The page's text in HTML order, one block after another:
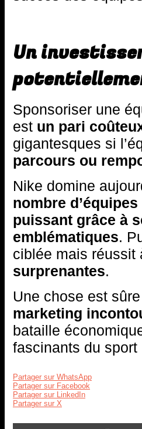
Un
Sponsoriser une
est un pari
gigantesques si
parcours ou
Nike domine
nombre
puissant grâce à
emblématiques.
ciblée mais réussit
surprenantes.
Une chose est
marketing
bataille
fascinants du
Partager sur WhatsApp
Partager sur Facebook
Partager sur LinkedIn
Partager sur X